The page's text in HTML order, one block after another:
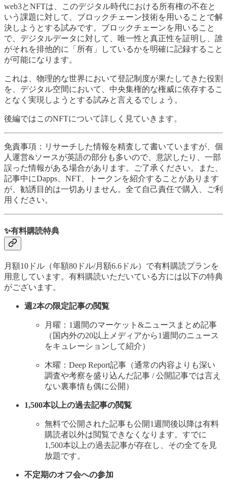
web3とNFTは、このデジタル時代における所有権の不在と
いう課題に対して、ブロックチェーン技術を用いることで解
決しようとする試みです。ブロックチェーンを用いること
で、デジタルデータに対して、唯一性と真正性を証明し、誰
がそれを排他的に「所有」しているかを明確に記録すること
が可能になります。
これは、物理的な世界において登記制度が果たしてきた役割
を、デジタル空間において、中央集権的な権威に依存するこ
となく実現しようとする試みと言えるでしょう。
後編ではこのNFTについて詳しく見ていきます。
免責事項：リサーチした情報を精査して書いていますが、個
人運営&ソースが英語の部分も多いので、意訳したり、一部
誤った情報がある場合があります。ご了承ください。また、
記事中にDapps、NFT、トークンを紹介することがあります
が、勧誘目的は一切ありません。全て自己責任で購入、ご利
用ください。
✨有料購読特典
月額10ドル（年額80ドル/月額6.6ドル）で有料購読プランを
用意しています。有料購読いただいている方には以下の特典
がございます。
週2本の限定記事の閲覧
月曜：1週間のマーケット&ニュースまとめ記事
（国内外の20以上メディアから1週間のニュース
をキュレーションして紹介）
木曜：Deep Report記事（通常の内容よりも深い
調査や考察を盛り込んだ記事 / 公開記事では言え
ない裏事情も偶に公開）
1,500本以上の過去記事の閲覧
無料で公開された記事も公開1週間後以降は有料
購読者以外は閲覧できなくなります。すでに
1,500本以上の過去記事が存在し、その全てを見
放題です。
不定期のオフ会への参加